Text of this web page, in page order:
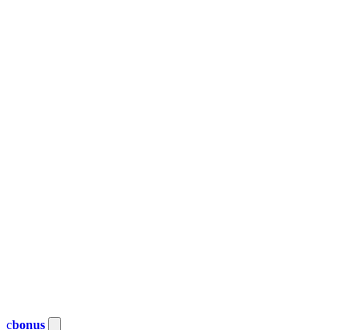
cbonus